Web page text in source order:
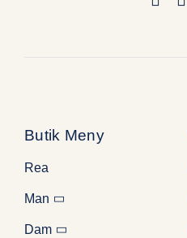
Butik Meny
Rea
Man
Dam